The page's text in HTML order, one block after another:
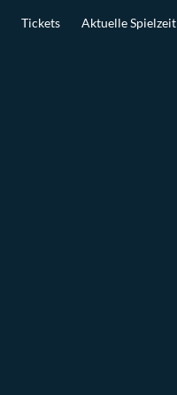
Tickets Aktuelle Spielzeit